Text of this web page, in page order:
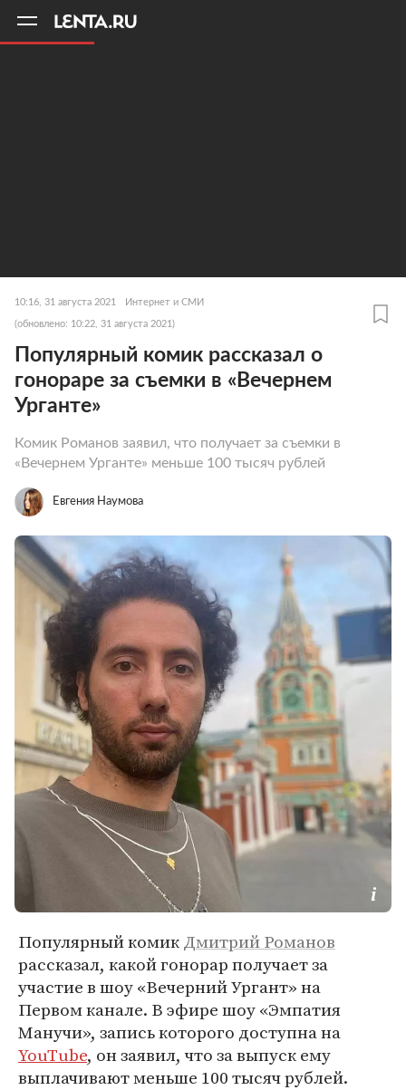
10:16, 31 августа 2021 Интернет и СМИ
(обновлено: 10:22, 31 августа 2021)
Популярный комик рассказал о
гонораре за съемки в «Вечернем
Урганте»
Комик Романов заявил, что получает за съемки в
«Вечернем Урганте» меньше 100 тысяч рублей
Евгения Наумова
Популярный комикДмитрий Романов
рассказал, какой гонорар получает за
участие в шоу «Вечерний Ургант» на
Первом канале. В эфире шоу «Эмпатия
Манучи», запись которого доступна на
YouTube, он заявил, что за выпуск ему
выплачивают меньше 100 тысяч рублей.